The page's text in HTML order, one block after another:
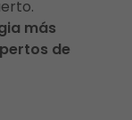
más
de